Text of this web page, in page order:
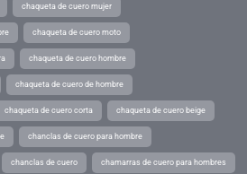
chaqueta de cuero mujer
chaqueta de cuero moto
chaqueta de cuero hombre
chaqueta de cuero de hombre
chaqueta de cuero corta chaqueta de cuero beige
chanclas de cuero para hombre
chanclas de cuero chamarras de cuero para hombres